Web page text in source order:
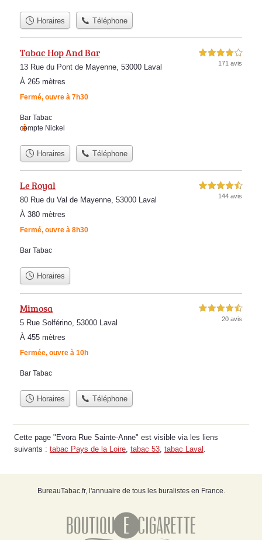
Horaires Téléphone
Tabac Hop And Bar
13 Rue du Pont de Mayenne, 53000 Laval
À 265 mètres
Fermé, ouvre à 7h30
4,0 étoiles sur 5
171 avis
Bar Tabac
compte Nickel
Horaires Téléphone
Le Royal
80 Rue du Val de Mayenne, 53000 Laval
À 380 mètres
Fermé, ouvre à 8h30
4,5 étoiles sur 5
144 avis
Bar Tabac
Horaires
Mimosa
5 Rue Solférino, 53000 Laval
À 455 mètres
Fermée, ouvre à 10h
4,5 étoiles sur 5
20 avis
Bar Tabac
Horaires Téléphone
Cette page "Evora Rue Sainte-Anne" est visible via les liens
suivants : tabac Pays de la Loire tabac 53 tabac Laval
BureauTabac.fr, l'annuaire de tous les buralistes en France.